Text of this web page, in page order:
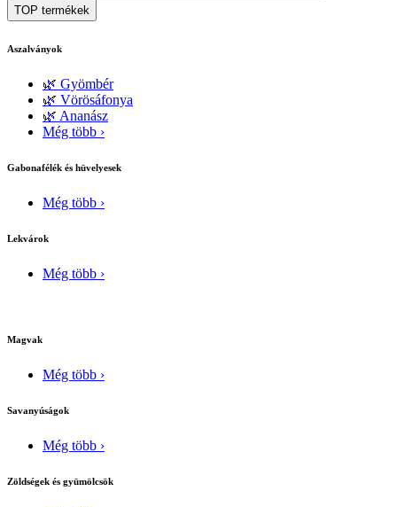
TOP termékek
Aszalványok
🌿 Gyömbér
🌿 Vörösáfonya
🌿 Ananász
Még több ›
Gabonafélék és hüvelyesek
Még több ›
Lekvárok
Még több ›
Magvak
Még több ›
Savanyúságok
Még több ›
Zöldségek és gyümölcsök